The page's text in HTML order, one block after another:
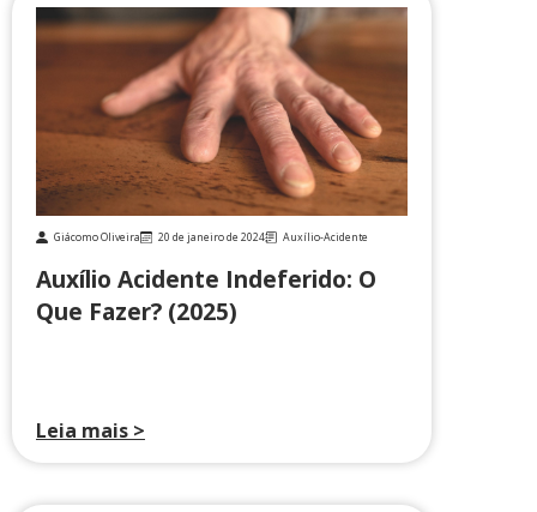
Giácomo Oliveira 20 de janeiro de 2024 Auxílio-Acidente
Auxílio Acidente Indeferido: O
Que Fazer? (2025)
Leia mais >